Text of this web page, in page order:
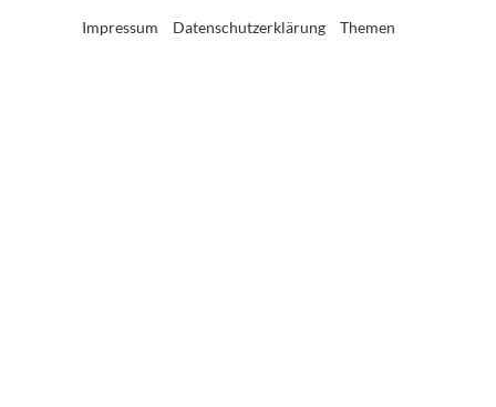
Impressum Datenschutzerklärung Themen